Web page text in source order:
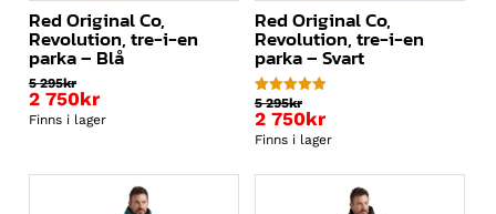
Red Original Co,
Revolution, tre-i-en
parka – Blå
5 295kr
Det
ursprungliga
5
2 750kr
Det
är:
Finns i lager
Red Original Co,
Revolution, tre-i-en
parka – Svart
Betygsatt
5.00
av 5
5 295kr
Det
ursprungliga
var:
2 750kr
Det
nuvarande
priset
Finns i lager